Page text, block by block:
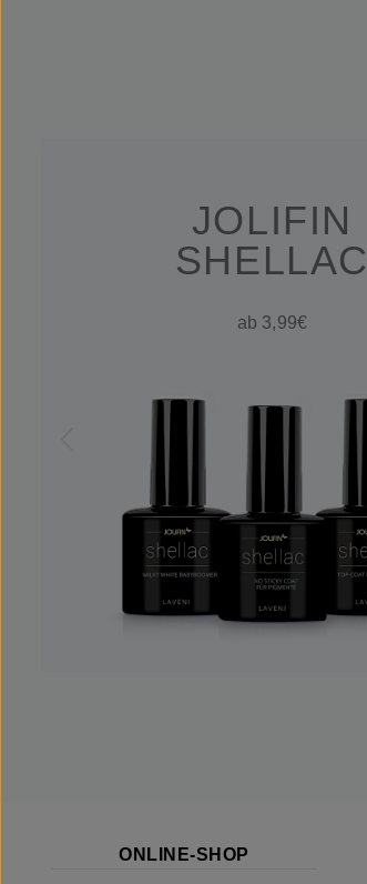
JOLIFIN
SHELLAC
ab 3,99€
ONLINE-SHOP